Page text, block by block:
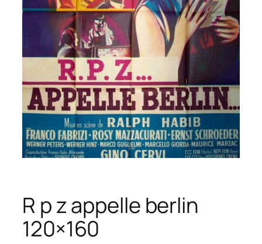
R p z appelle berlin
120×160